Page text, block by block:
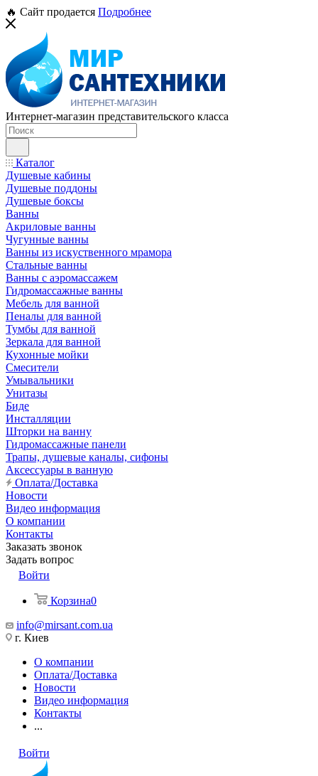
🔥 Сайт продается Подробнее
Интернет-магазин представительского класса
Каталог
Душевые кабины
Душевые поддоны
Душевые боксы
Ванны
Акриловые ванны
Чугунные ванны
Ванны из искуственного мрамора
Стальные ванны
Ванны с аэромассажем
Гидромассажные ванны
Мебель для ванной
Пеналы для ванной
Тумбы для ванной
Зеркала для ванной
Кухонные мойки
Смесители
Умывальники
Унитазы
Биде
Инсталляции
Шторки на ванну
Гидромассажные панели
Трапы, душевые каналы, сифоны
Аксессуары в ванную
Оплата/Доставка
Новости
Видео информация
О компании
Контакты
Заказать звонок
Задать вопрос
Войти
Корзина0
info@mirsant.com.ua
г. Киев
О компании
Оплата/Доставка
Новости
Видео информация
Контакты
...
Войти